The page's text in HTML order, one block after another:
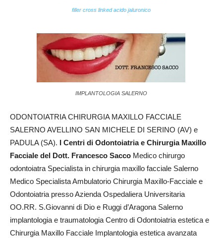
filler cross linked acido jaluronico
IMPLANTOLOGIA SALERNO
ODONTOIATRIA CHIRURGIA MAXILLO FACCIALE
SALERNO AVELLINO SAN MICHELE DI SERINO (AV) e
PADULA (SA). I Centri di Odontoiatria e Chirurgia Maxillo
Facciale del Dott. Francesco Sacco Medico chirurgo
odontoiatra Specialista in chirurgia maxillo facciale Salerno
Medico Specialista Ambulatorio Chirurgia Maxillo-Facciale e
Odontoiatria presso Azienda Ospedaliera Universitaria
OO.RR. S.Giovanni di Dio e Ruggi d’Aragona Salerno
implantologia e traumatologia Centro di Odontoiatria estetica e
Chirurgia Maxillo Facciale Implantologia estetica avanzata